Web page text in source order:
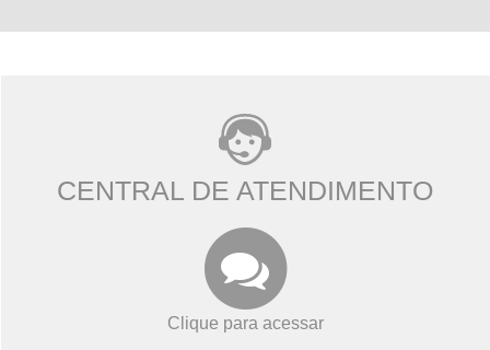
CENTRAL DE ATENDIMENTO
Clique para acessar